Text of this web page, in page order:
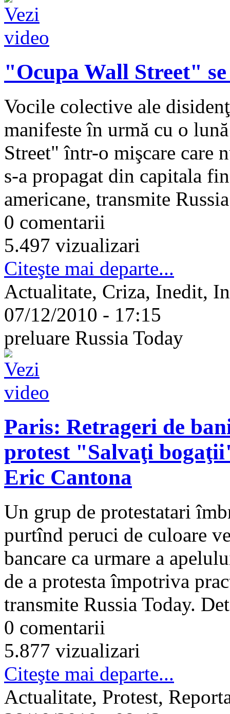
"Ocupa Wall Street"
Vocile colective ale
manifeste în urmă cu o
Street" într-o mişcare care
s-a propagat din capitala
americane, transmite
0 comentarii
5.497 vizualizari
Citeşte mai departe...
Actualitate, Criza, Inedit,
07/12/2010 - 17:15
preluare Russia Today
Paris: Retrageri de
protest "Salvaţi
Eric Cantona
Un grup de protestatari
purtînd peruci de culoare
bancare ca urmare a
de a protesta împotriva
transmite Russia Today.
0 comentarii
5.877 vizualizari
Citeşte mai departe...
Actualitate, Protest,